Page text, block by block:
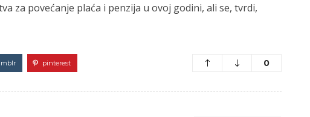
za povećanje plaća i penzija u ovoj godini, ali se, tvrdi,
pinterest 0